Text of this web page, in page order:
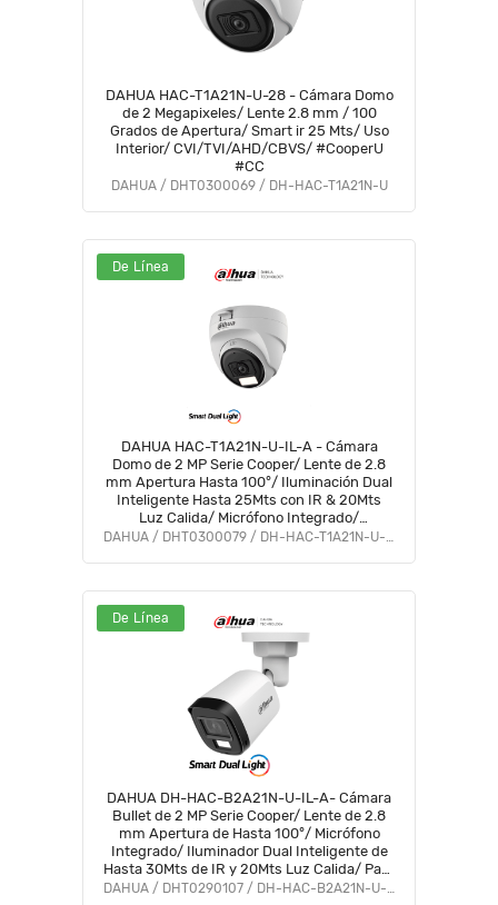
DAHUA HAC-T1A21N-U-28 - Cámara Domo
de 2 Megapixeles/ Lente 2.8 mm / 100
Grados de Apertura/ Smart ir 25 Mts/ Uso
Interior/ CVI/TVI/AHD/CBVS/ #CooperU
#CC
DAHUA / DHT0300069 / DH-HAC-T1A21N-U
De Línea
DAHUA HAC-T1A21N-U-IL-A - Cámara
Domo de 2 MP Serie Cooper/ Lente de 2.8
mm Apertura Hasta 100°/ Iluminación Dual
Inteligente Hasta 25Mts con IR & 20Mts
Luz Calida/ Micrófono Integrado/
Policarbonato/ #LoNuevo #OD #CD
DAHUA / DHT0300079 / DH-HAC-T1A21N-U-IL-A
De Línea
DAHUA DH-HAC-B2A21N-U-IL-A- Cámara
Bullet de 2 MP Serie Cooper/ Lente de 2.8
mm Apertura de Hasta 100°/ Micrófono
Integrado/ Iluminador Dual Inteligente de
Hasta 30Mts de IR y 20Mts Luz Calida/ Para
Exterior IP67/ Metálica/ #LoNuevo #OD DAHUA / DHT0290107 / DH-HAC-B2A21N-U-IL-A